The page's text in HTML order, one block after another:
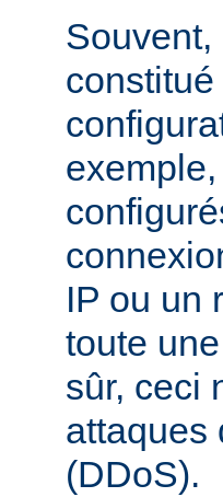
IP ou un
toute
sûr, ceci
attaques
(DDoS).